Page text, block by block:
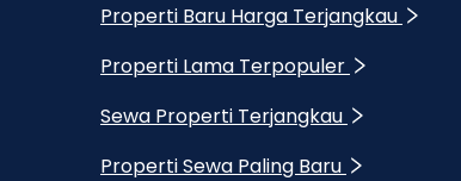
Properti Baru Harga Terjangkau
Properti Lama Terpopuler
Sewa Properti Terjangkau
Properti Sewa Paling Baru